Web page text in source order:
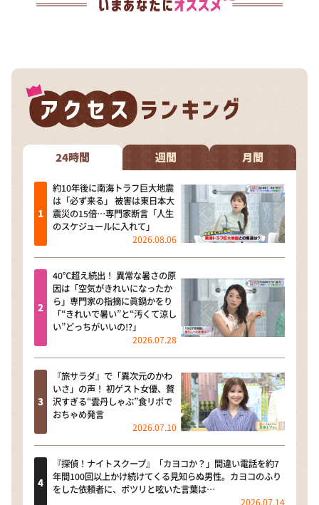
24時間 週間 月間
約10年後に南海トラフ巨大地震
は「必ず来る」 被害は東日本大
震災の15倍…専門家断言「人生
のスケジュールに入れて」
2026.08.06
40℃超え続出！ 異常な暑さの原
因は「空気がきれいになったか
ら」専門家の指摘に眞鍋かをり
「“きれいで暑い”と“汚くて涼し
い”どっちがいいの!?」
2026.07.28
『旅サラダ』で「異次元のかわ
いさ」の声！ 初ゲスト女優、贅
沢すぎる“雲丹しゃぶ”食リポで
おちゃめ発言
2026.07.10
『探偵！ナイトスクープ』「カヨコか？」間違い電話を約7
年間100回以上かけ続けてくる見知らぬ男性。カヨコのふり
をした依頼者に、ポツリと呟いた言葉は…
2026.07.14